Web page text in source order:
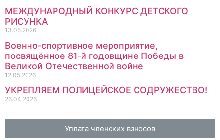
МЕЖДУНАРОДНЫЙ КОНКУРС ДЕТСКОГО
РИСУНКА
13.05.2026
Военно‑спортивное мероприятие,
посвящённое 81‑й годовщине Победы в
Великой Отечественной войне
12.05.2026
УКРЕПЛЯЕМ ПОЛИЦЕЙСКОЕ СОДРУЖЕСТВО!
26.04.2026
Уплата членских взносов